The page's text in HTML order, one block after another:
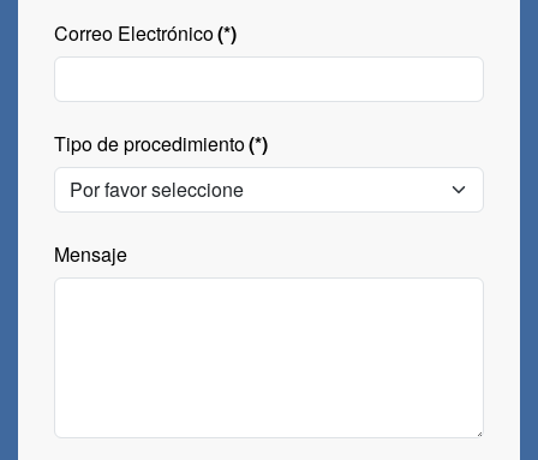
Correo Electrónico(*)
Tipo de procedimiento(*)
Mensaje